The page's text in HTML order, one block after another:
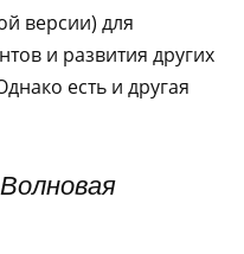
версии) для
и развития других
есть и другая